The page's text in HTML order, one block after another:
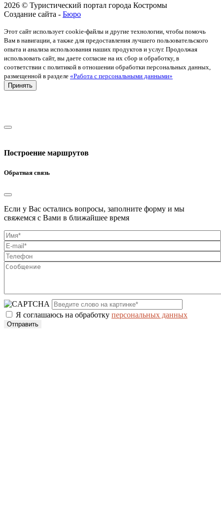
2026 © Туристический портал города Костромы
Создание сайта - Бюро
Этот сайт использует cookie-файлы и другие технологии, чтобы помочь
Вам в навигации, а также для предоставления лучшего пользовательского
опыта и анализа использования наших продуктов и услуг. Продолжая
использовать сайт, вы даете согласие на их сбор и обработку, в
соответствии с политикой в отношении обработки персональных данных,
размещенной в разделе «Работа с персональными данными»
Принять
Построение маршрутов
Обратная связь
Если у Вас остались вопросы, заполните форму и мы
свяжемся с Вами в ближайшее время
Я соглашаюсь на обработку персональных данных